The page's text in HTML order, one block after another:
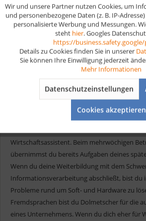
Wirtschaftsassistent ab?
Der Wirtschaftsassistent heißt auch
nach Bundesland. Die Weiterbildung ist
Regel zwei Jahre, abhängig vom gewählten
Abschluss der Weiterbildung erhältst du die
kannst dann dein Abitur machen, falls du
Tasche hast.
Dieser Beruf ist ziemlich abwechslungsreich
verschiedene Richtungen, in die du gehen
Wirtschaftsassistent. Beim mehrwöchigen
übernimmst du bereits Aufgaben deines
Wenn du deine Weiterbildung mit dem
Informationsverarbeitung abschließt, bist du
Probleme rund um Soft- und Hardware zu
Fremdsprachen bist du Dolmetscher für die
eines Unternehmens. Wenn du dich eher für
Funktionale
Wir und unsere Partner nutzen Cookies, um
und personenbezogene Daten (z. B. IP-
personalisierte Werbung und Messungen.
steht hier. Googles
https://
Details zu Cookies finden Sie in unserer
Sie können Ihre Einwilligung jederzeit
Mehr Informationen
Datenschutzeinstellungen
Cookies akzeptieren